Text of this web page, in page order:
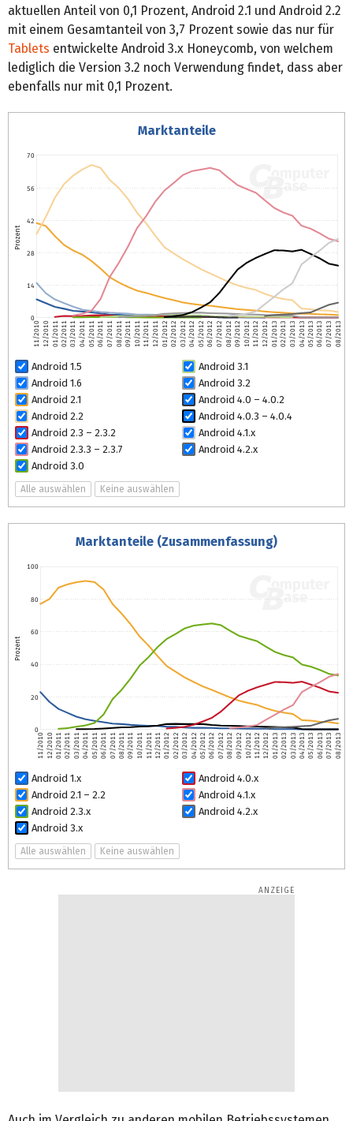
aktuellen Anteil von 0,1 Prozent, Android 2.1 und Android 2.2
mit einem Gesamtanteil von 3,7 Prozent sowie das nur für
Tablets entwickelte Android 3.x Honeycomb, von welchem
lediglich die Version 3.2 noch Verwendung findet, dass aber
ebenfalls nur mit 0,1 Prozent.
Marktanteile
0
14
28
42
56
70
Prozent
11/201012/201001/201102/201103/201104/201105/201106/201107/201108/201109/201110/201111/201112/201101/201202/201203/201204/201205/201206/201207/201208/201209/201210/201211/201212/201201/201302/201303/201304/201305/201306/201307/201308/2013
Android 1.5
Android 1.6
Android 2.1
Android 2.2
Android 2.3 – 2.3.2
Android 2.3.3 – 2.3.7
Android 3.0
Android 3.1
Android 3.2
Android 4.0 – 4.0.2
Android 4.0.3 – 4.0.4
Android 4.1.x
Android 4.2.x
Alle auswählen Keine auswählen
Marktanteile (Zusammenfassung)
0
20
40
60
80
100
Prozent
11/201012/201001/201102/201103/201104/201105/201106/201107/201108/201109/201110/201111/201112/201101/201202/201203/201204/201205/201206/201207/201208/201209/201210/201211/201212/201201/201302/201303/201304/201305/201306/201307/201308/2013
Android 1.x
Android 2.1 – 2.2
Android 2.3.x
Android 3.x
Android 4.0.x
Android 4.1.x
Android 4.2.x
Alle auswählen Keine auswählen